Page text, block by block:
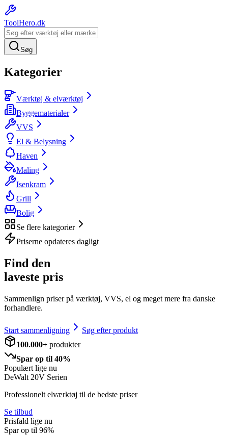
ToolHero.dk
Søg
Kategorier
Værktøj & elværktøj
Byggematerialer
VVS
El & Belysning
Haven
Maling
Isenkram
Grill
Bolig
Se flere kategorier
Priserne opdateres dagligt
Find den
laveste pris
Sammenlign priser på værktøj, VVS, el og meget mere fra danske
forhandlere.
Start sammenligning
Søg efter produkt
100.000+ produkter
Spar op til 40%
Populært lige nu
DeWalt 20V Serien
Professionelt elværktøj til de bedste priser
Se tilbud
Prisfald lige nu
Spar op til 96%